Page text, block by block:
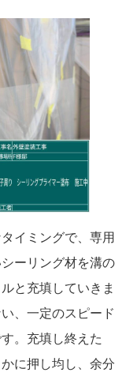
イミングで、専用
ーリング材を溝の
と充填していきま
、一定のスピード
。充填し終えた
に押し均し、余分